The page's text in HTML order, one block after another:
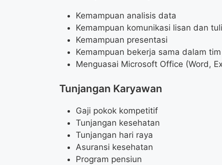
Kemampuan analisis data
Kemampuan komunikasi lisan dan
Kemampuan presentasi
Kemampuan bekerja sama dalam tim
Menguasai Microsoft Office (Word,
Tunjangan Karyawan
Gaji pokok kompetitif
Tunjangan kesehatan
Tunjangan hari raya
Asuransi kesehatan
Program pensiun